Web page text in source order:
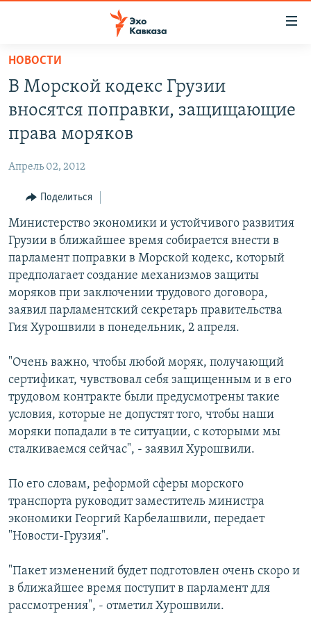
Вернуться
основному
содержанию
главной
навигации
Вернутся
поиску
ТБИЛИСИ
ВЕСЬ КАВКАЗ
СЕВЕРНЫЙ КАВКАЗ
АРМЕНИЯ
ТЕМЫ
ПОЛИТИКА
ОБЩЕСТВО
КУЛЬТУРА
СПОРТ
РУБРИКИ
ГОСТЬ НЕДЕЛИ
ПОЗИЦИЯ
БЛОГИ
ЧИТАЕМ ПРЕССУ
МУЛЬТИМЕДИА
ВИДЕО
ФОТО
АУДИО
ПОДКАСТЫ
АРХИВ РАДИОПРОГРАММЫ
ПРИСОЕДИНЯЙТЕСЬ!
Все сайты РСЕ/РС
НОВОСТИ
В Морской кодекс Грузии
вносятся поправки, защищающие
права моряков
Апрель 02, 2012
Поделиться
Министерство экономики и устойчивого развития
Грузии в ближайшее время собирается внести в
парламент поправки в Морской кодекс, который
предполагает создание механизмов защиты
моряков при заключении трудового договора,
заявил парламентский секретарь правительства
Гия Хурошвили в понедельник, 2 апреля.
"Очень важно, чтобы любой моряк, получающий
сертификат, чувствовал себя защищенным и в его
трудовом контракте были предусмотрены такие
условия, которые не допустят того, чтобы наши
моряки попадали в те ситуации, с которыми мы
сталкиваемся сейчас", - заявил Хурошвили.
По его словам, реформой сферы морского
транспорта руководит заместитель министра
экономики Георгий Карбелашвили, передает
"Новости-Грузия".
"Пакет изменений будет подготовлен очень скоро и
в ближайшее время поступит в парламент для
рассмотрения", - отметил Хурошвили.